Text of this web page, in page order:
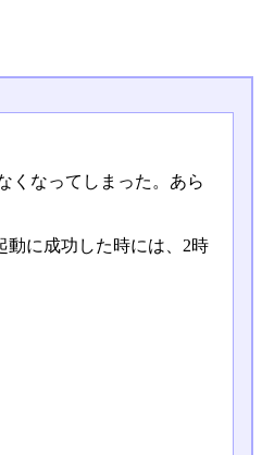
くなってしまった。あら
動に成功した時には、2時